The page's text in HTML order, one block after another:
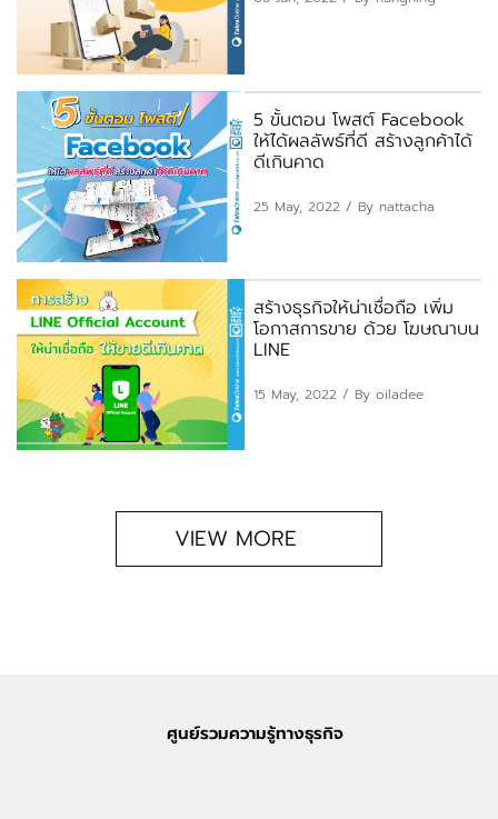
5 ขั้นตอน โพสต์ Facebook
ให้ได้ผลลัพธ์ที่ดี สร้างลูกค้าได้
ดีเกินคาด
25 May, 2022 / By nattacha
สร้างธุรกิจให้น่าเชื่อถือ เพิ่ม
โอกาสการขาย ด้วย โฆษณาบน
LINE
15 May, 2022 / By oiladee
VIEW MORE
ศูนย์รวมความรู้ทางธุรกิจ